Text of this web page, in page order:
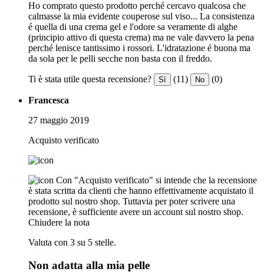
Ho comprato questo prodotto perché cercavo qualcosa che
calmasse la mia evidente couperose sul viso... La consistenza
é quella di una crema gel e l'odore sa veramente di alghe
(principio attivo di questa crema) ma ne vale davvero la pena
perché lenisce tantissimo i rossori. L'idratazione é buona ma
da sola per le pelli secche non basta con il freddo.
Ti è stata utile questa recensione? Sì (11) No (0)
Francesca
27 maggio 2019
Acquisto verificato
Con "Acquisto verificato" si intende che la recensione
è stata scritta da clienti che hanno effettivamente acquistato il
prodotto sul nostro shop. Tuttavia per poter scrivere una
recensione, è sufficiente avere un account sul nostro shop.
Chiudere la nota
Valuta con 3 su 5 stelle.
Non adatta alla mia pelle